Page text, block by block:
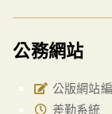
公務網站
公版網站
差勤系統